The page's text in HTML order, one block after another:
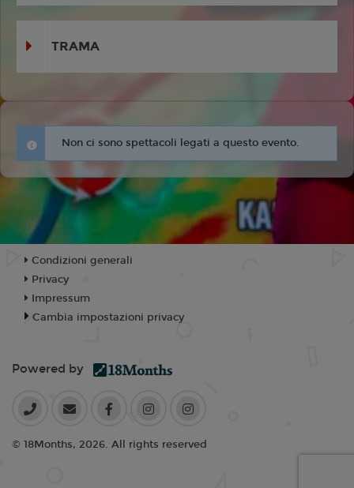
TRAMA
Non ci sono spettacoli legati a questo evento.
Condizioni generali
Privacy
Impressum
Cambia impostazioni privacy
Powered by
© 18Months, 2026. All rights reserved